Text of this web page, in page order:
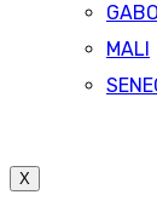
MALI
X